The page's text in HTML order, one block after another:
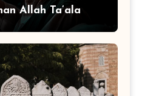
Allah Ta’ala